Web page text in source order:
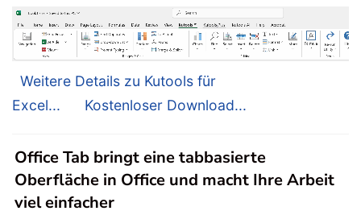
Weitere Details zu Kutools für
Excel...
Kostenloser Download...
Office Tab bringt eine tabbasierte
Oberfläche in Office und macht Ihre Arbeit
viel einfacher